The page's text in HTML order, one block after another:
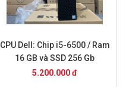
CPU Dell: Chip i5-6500 / Ram
16 GB và SSD 256 Gb
5.200.000 đ